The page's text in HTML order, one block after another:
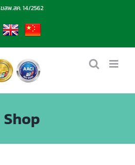
ฆสพ.สค. 14/2562
EN CN
Shop